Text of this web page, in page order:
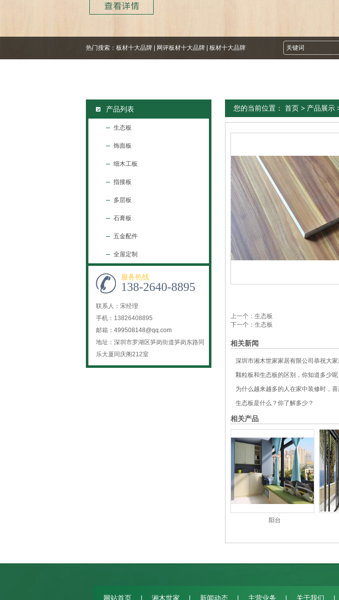
热门搜索： 板材十大品牌 网评板材十大品牌 板材十大品牌
您的当前位置： 首页 > 产品展示
上一个： 生态板
下一个： 生态板
相关新闻
深圳市湘木世家家居有限公司恭祝大
颗粒板和生态板的区别，你知道多少呢
为什么越来越多的人在家中装修时，
生态板是什么？你了解多少？
相关产品
阳台
产品列表
生态板
饰面板
细木工板
指接板
多层板
石膏板
五金配件
全屋定制
服务热线
138-2640-8895
联系人：宋经理
手机：13826408895
邮箱： 499508148@qq.com
地址：深圳市罗湖区笋岗街道笋岗东路同
乐大厦同庆阁212室
网站首页 | 湘木世家 | 新闻动态 | 主营业务 | 关于我们 |